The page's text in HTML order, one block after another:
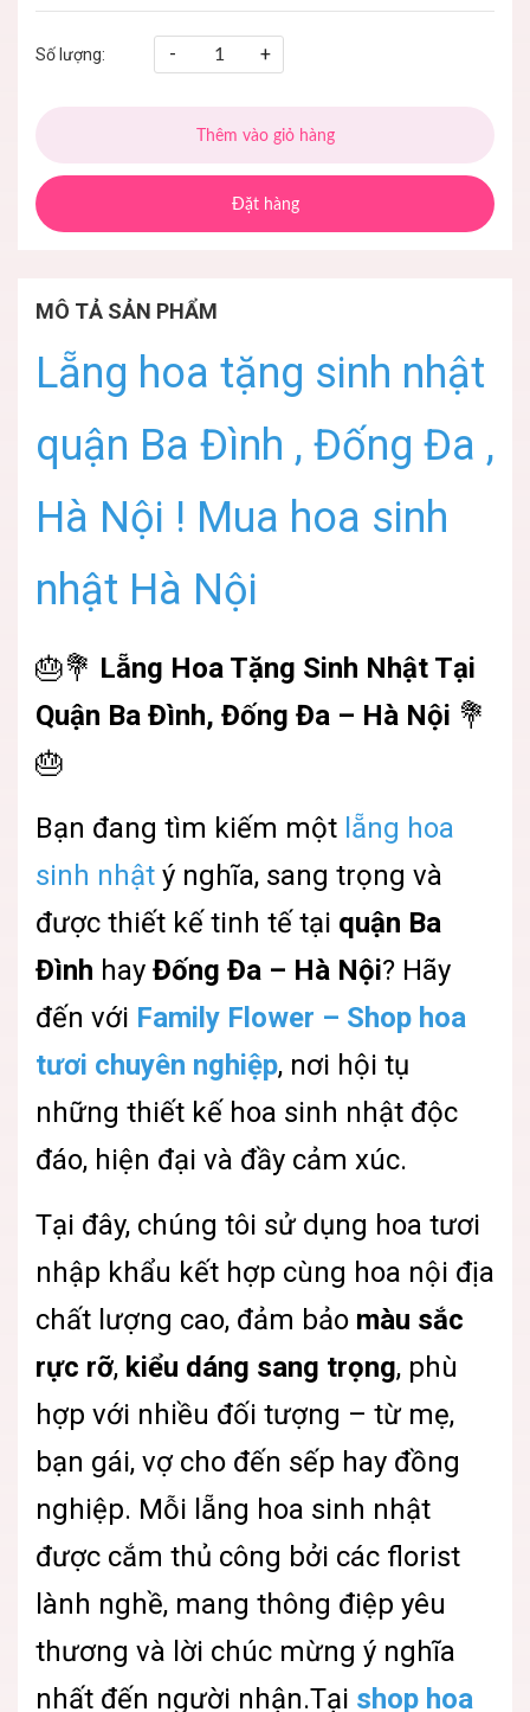
Số lượng: - +
Thêm vào giỏ hàng
Đặt hàng
MÔ TẢ SẢN PHẨM
Lẵng hoa tặng sinh nhật
quận Ba Đình , Đống Đa ,
Hà Nội ! Mua hoa sinh
nhật Hà Nội
🎂💐 Lẵng Hoa Tặng Sinh Nhật Tại
Quận Ba Đình, Đống Đa – Hà Nội 💐
🎂
Bạn đang tìm kiếm một lẵng hoa
sinh nhật ý nghĩa, sang trọng và
được thiết kế tinh tế tại quận Ba
Đình hay Đống Đa – Hà Nội? Hãy
đến với Family Flower – Shop hoa
tươi chuyên nghiệp, nơi hội tụ
những thiết kế hoa sinh nhật độc
đáo, hiện đại và đầy cảm xúc.
Tại đây, chúng tôi sử dụng hoa tươi
nhập khẩu kết hợp cùng hoa nội địa
chất lượng cao, đảm bảo màu sắc
rực rỡ, kiểu dáng sang trọng, phù
hợp với nhiều đối tượng – từ mẹ,
bạn gái, vợ cho đến sếp hay đồng
nghiệp. Mỗi lẵng hoa sinh nhật
được cắm thủ công bởi các florist
lành nghề, mang thông điệp yêu
thương và lời chúc mừng ý nghĩa
nhất đến người nhận.Tại shop hoa